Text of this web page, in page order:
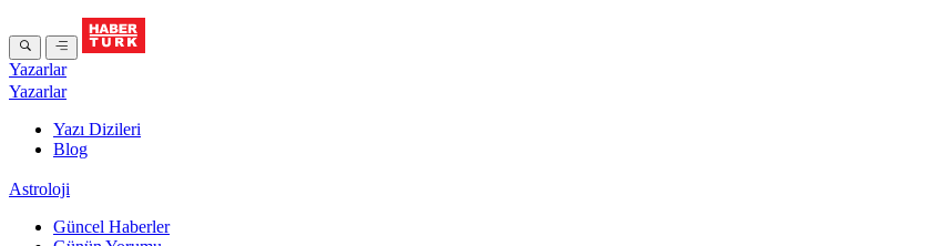
Yazarlar
Yazarlar
Yazı Dizileri
Blog
Astroloji
Güncel Haberler